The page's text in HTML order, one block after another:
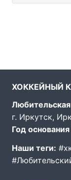
ХОККЕЙНЫЙ
г. Иркутск,
Год основания
Наши теги: